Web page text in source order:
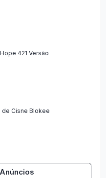
421 Versão
de Cisne Blokee